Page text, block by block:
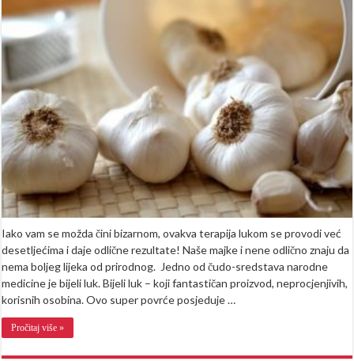
luka
prije
OVE
3
Iako vam se možda čini bizarnom, ovakva terapija lukom se provodi već
desetljećima i daje odlične rezultate! Naše majke i nene odlično znaju da
nema boljeg lijeka od prirodnog. Jedno od čudo-sredstava narodne
medicine je bijeli luk. Bijeli luk – koji fantastičan proizvod, neprocjenjivih,
korisnih osobina. Ovo super povrće posjeduje …
Pročitaj više »